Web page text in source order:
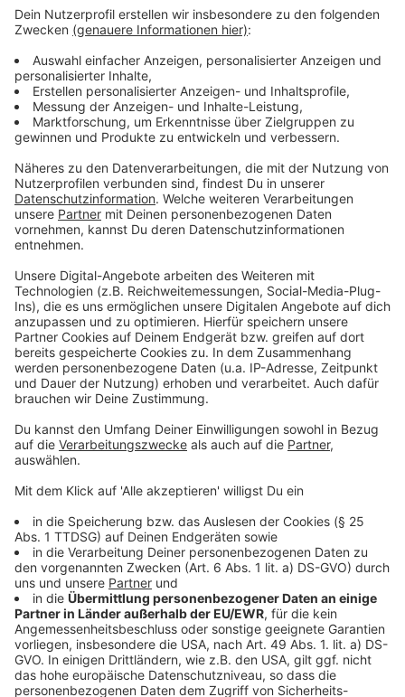
Video-Service zu laden!
Wir verwenden einen Service eines
Drittanbieters, um Videoinhalte
einzubetten. Dieser Service kann
Daten zu Ihren Aktivitäten
sammeln. Bitte lesen Sie die
Details durch und stimmen Sie der
Nutzung des Service zu, um dieses
Video anzusehen.
Akzeptieren
powered byUsercentrics Consent
Management Platform
Mandy unter Platzangst und Panikattacken. Und
schon bald kommen ein paar finstere Dämonen dazu…
Anzeige
©Copyright: Amazon Prime Video
Mandy bekommt Besuch von ihrer toten Freundin
Selcan.
Anzeige
©Copyright: Amazon Prime Video
Die Zombies schauen auch auf dem Balkon vorbei.
Anzeige